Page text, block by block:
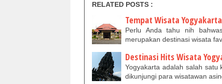
RELATED POSTS :
Tempat Wisata
Perlu Anda tahu nih
merupakan destinasi wisata
Destinasi Hits Wisata
Yogyakarta adalah salah
dikunjungi para wisatawan